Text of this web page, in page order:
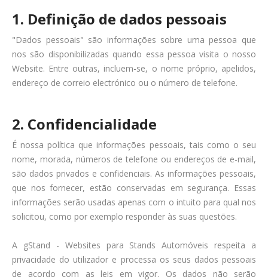
1. Definição de dados pessoais
"Dados pessoais" são informações sobre uma pessoa que
nos são disponibilizadas quando essa pessoa visita o nosso
Website. Entre outras, incluem-se, o nome próprio, apelidos,
endereço de correio electrónico ou o número de telefone.
2. Confidencialidade
É nossa política que informações pessoais, tais como o seu
nome, morada, números de telefone ou endereços de e-mail,
são dados privados e confidenciais. As informações pessoais,
que nos fornecer, estão conservadas em segurança. Essas
informações serão usadas apenas com o intuito para qual nos
solicitou, como por exemplo responder às suas questões.
A gStand - Websites para Stands Automóveis respeita a
privacidade do utilizador e processa os seus dados pessoais
de acordo com as leis em vigor. Os dados não serão